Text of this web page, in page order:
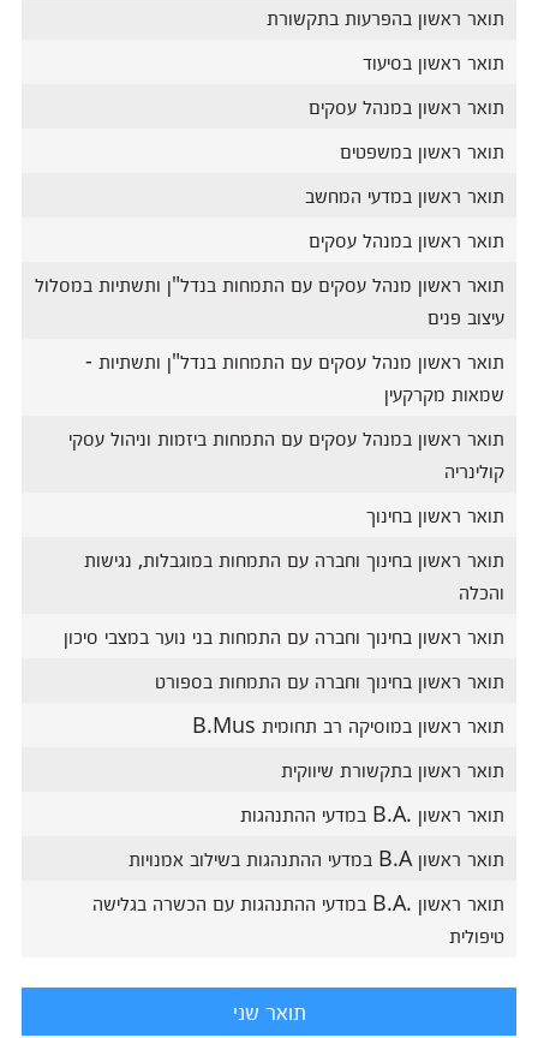
תואר ראשון בהפרעות בתקשורת
תואר ראשון בסיעוד
תואר ראשון במנהל עסקים
תואר ראשון במשפטים
תואר ראשון במדעי המחשב
תואר ראשון במנהל עסקים
תואר ראשון מנהל עסקים עם התמחות בנדל"ן ותשתיות במסלול
עיצוב פנים
תואר ראשון מנהל עסקים עם התמחות בנדל"ן ותשתיות -
שמאות מקרקעין
תואר ראשון במנהל עסקים עם התמחות ביזמות וניהול עסקי
קולינריה
תואר ראשון בחינוך
תואר ראשון בחינוך וחברה עם התמחות במוגבלות, נגישות
והכלה
תואר ראשון בחינוך וחברה עם התמחות בני נוער במצבי סיכון
תואר ראשון בחינוך וחברה עם התמחות בספורט
תואר ראשון במוסיקה רב תחומית B.Mus
תואר ראשון בתקשורת שיווקית
תואר ראשון .B.A במדעי ההתנהגות
תואר ראשון B.A במדעי ההתנהגות בשילוב אמנויות
תואר ראשון .B.A במדעי ההתנהגות עם הכשרה בגלישה
טיפולית
תואר שני